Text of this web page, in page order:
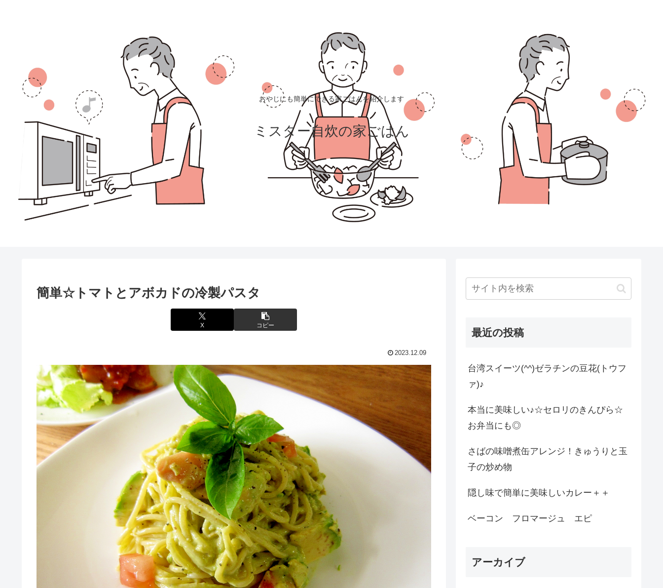
おやじにも簡単にできる家ごはんを紹介します
ミスター自炊の家ごはん
簡単☆トマトとアボカドの冷製パスタ
X コピー
2023.12.09
最近の投稿
台湾スイーツ(^^)ゼラチンの豆花(トウフ
ァ)♪
本当に美味しい♪☆セロリのきんぴら☆
お弁当にも◎
さばの味噌煮缶アレンジ！きゅうりと玉
子の炒め物
隠し味で簡単に美味しいカレー＋＋
ベーコン フロマージュ エピ
アーカイブ